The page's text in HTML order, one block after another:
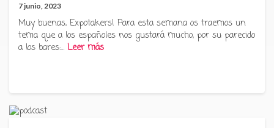
7 junio, 2023
Muy buenas, Expotakers! Para esta semana os traemos un
tema que a los españoles nos gustará mucho, por su parecido
a los bares:… Leer más